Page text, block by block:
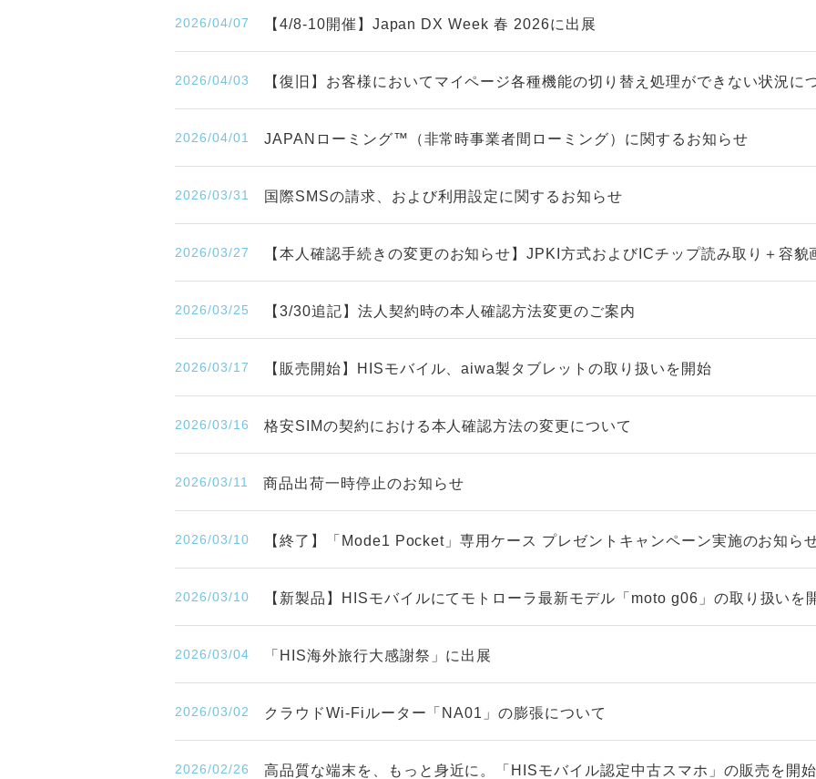
2026/04/07 【4/8-10開催】Japan DX Week 春 2026に出展
2026/04/03 【復旧】お客様においてマイページ各種機能の切り替え処理ができない状況に
2026/04/01 JAPANローミング™（非常時事業者間ローミング）に関するお知らせ
2026/03/31 国際SMSの請求、および利用設定に関するお知らせ
2026/03/27 【本人確認手続きの変更のお知らせ】JPKI方式およびICチップ読み取り＋容貌
2026/03/25 【3/30追記】法人契約時の本人確認方法変更のご案内
2026/03/17 【販売開始】HISモバイル、aiwa製タブレットの取り扱いを開始
2026/03/16 格安SIMの契約における本人確認方法の変更について
2026/03/11 商品出荷一時停止のお知らせ
2026/03/10 【終了】「Mode1 Pocket」専用ケース プレゼントキャンペーン実施のお知ら
2026/03/10 【新製品】HISモバイルにてモトローラ最新モデル「moto g06」の取り扱いを
2026/03/04 「HIS海外旅行大感謝祭」に出展
2026/03/02 クラウドWi-Fiルーター「NA01」の膨張について
2026/02/26 高品質な端末を、もっと身近に。「HISモバイル認定中古スマホ」の販売を開始